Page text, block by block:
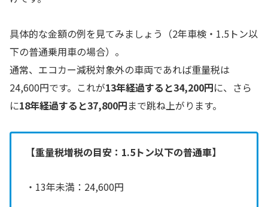
具体的な金額の例を見てみましょう（2年車検・1.5トン以
下の普通乗用車の場合）。
通常、エコカー減税対象外の車両であれば重量税は
24,600円です。これが13年経過すると34,200円に、さら
に18年経過すると37,800円まで跳ね上がります。
【重量税増税の目安：1.5トン以下の普通車】
・13年未満：24,600円